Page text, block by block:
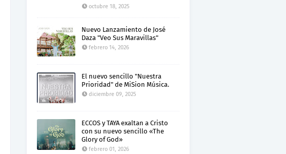
octubre 18, 2025
Nuevo Lanzamiento de José
Daza "Veo Sus Maravillas"
febrero 14, 2026
El nuevo sencillo "Nuestra
Prioridad" de MiSion Música.
diciembre 09, 2025
ECCOS y TAYA exaltan a Cristo
con su nuevo sencillo «The
Glory of God»
febrero 01, 2026